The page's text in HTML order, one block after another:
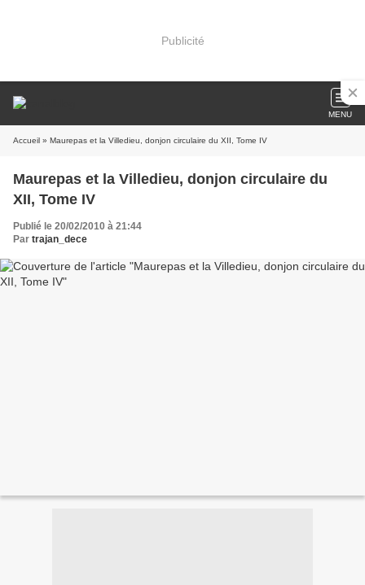
Publicité
MENU
Accueil » Maurepas et la Villedieu, donjon circulaire du XII, Tome IV
Maurepas et la Villedieu, donjon circulaire du
XII, Tome IV
Publié le 20/02/2010 à 21:44
Par trajan_dece